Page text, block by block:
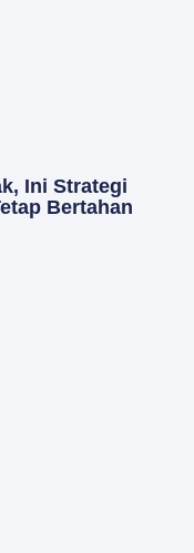
Ini Strategi
Bertahan